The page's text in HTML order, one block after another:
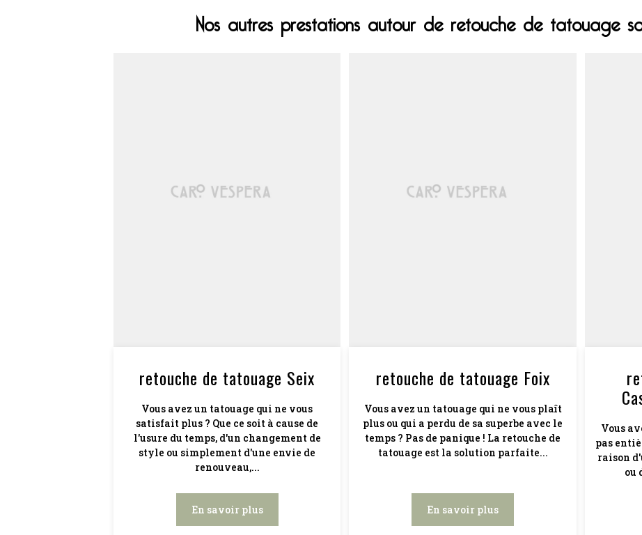
Nos autres prestations autour de retouche de tatouage
retouche de tatouage Seix
Vous avez un tatouage qui ne vous
satisfait plus ? Que ce soit à cause de
l'usure du temps, d'un changement de
style ou simplement d'une envie de
renouveau,...
En savoir plus
retouche de tatouage Foix
Vous avez un tatouage qui ne vous plaît
plus ou qui a perdu de sa superbe avec le
temps ? Pas de panique ! La retouche de
tatouage est la solution parfaite...
En savoir plus
Vous
pas
raison
ou